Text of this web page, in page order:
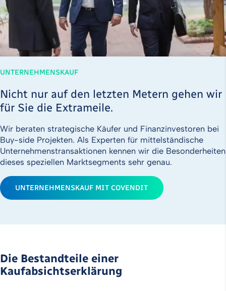
UNTERNEHMENSKAUF
Nicht nur auf den letzten Metern gehen wir
für Sie die Extrameile.
Wir beraten strategische Käufer und Finanzinvestoren bei
Buy-side Projekten. Als Experten für mittelständische
Unternehmens­transaktionen kennen wir die Besonderheiten
dieses speziellen Marktsegments sehr genau.
UNTERNEHMENSKAUF MIT COVENDIT
Die Bestandteile einer
Kaufabsichtserklärung